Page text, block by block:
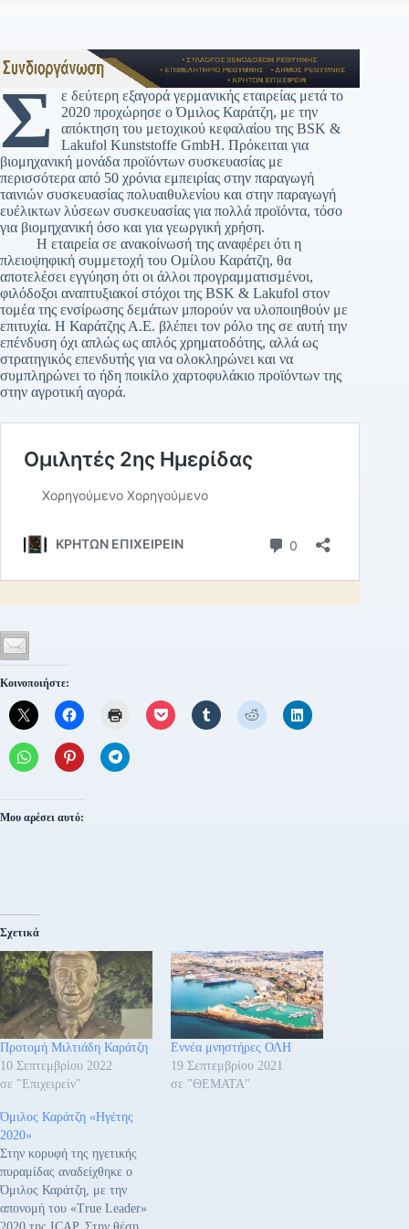
Σ
ε δεύτερη εξαγορά γερμανικής εταιρείας μετά το
2020 προχώρησε ο Όμιλος Καράτζη, με την
απόκτηση του μετοχικού κεφαλαίου της BSK &
Lakufol Kunststoffe GmbH. Πρόκειται για
βιομηχανική μονάδα προϊόντων συσκευασίας με
περισσότερα από 50 χρόνια εμπειρίας στην παραγωγή
ταινιών συσκευασίας πολυαιθυλενίου και στην παραγωγή
ευέλικτων λύσεων συσκευασίας για πολλά προϊόντα, τόσο
για βιομηχανική όσο και για γεωργική χρήση.
Η εταιρεία σε ανακοίνωσή της αναφέρει ότι η
πλειοψηφική συμμετοχή του Ομίλου Καράτζη, θα
αποτελέσει εγγύηση ότι οι άλλοι προγραμματισμένοι,
φιλόδοξοι αναπτυξιακοί στόχοι της BSK & Lakufol στον
τομέα της ενσίρωσης δεμάτων μπορούν να υλοποιηθούν με
επιτυχία. Η Καράτζης Α.Ε. βλέπει τον ρόλο της σε αυτή την
επένδυση όχι απλώς ως απλός χρηματοδότης, αλλά ως
στρατηγικός επενδυτής για να ολοκληρώνει και να
συμπληρώνει το ήδη ποικίλο χαρτοφυλάκιο προϊόντων της
στην αγροτική αγορά.
Κοινοποιήστε:
Μου αρέσει αυτό:
Σχετικά
Προτομή Μιλτιάδη Καράτζη
10 Σεπτεμβρίου 2022
σε "Επιχειρείν"
Εννέα μνηστήρες ΟΛΗ
19 Σεπτεμβρίου 2021
σε "ΘΕΜΑΤΑ"
Όμιλος Καράτζη «Ηγέτης
2020»
Στην κορυφή της ηγετικής
πυραμίδας αναδείχθηκε ο
Όμιλος Καράτζη, με την
απονομή του «True Leader»